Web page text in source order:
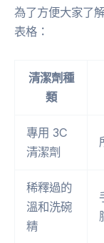
為了方便大家了
表格：
清潔劑種
類
專用 3C
清潔劑
稀釋過的
溫和洗碗
精